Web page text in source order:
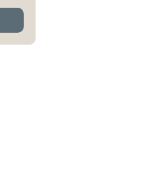
och